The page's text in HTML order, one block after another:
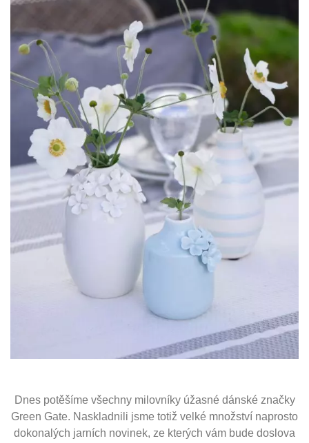
Dnes potěšíme všechny milovníky úžasné dánské značky
Green Gate. Naskladnili jsme totiž velké množství naprosto
dokonalých jarních novinek, ze kterých vám bude doslova